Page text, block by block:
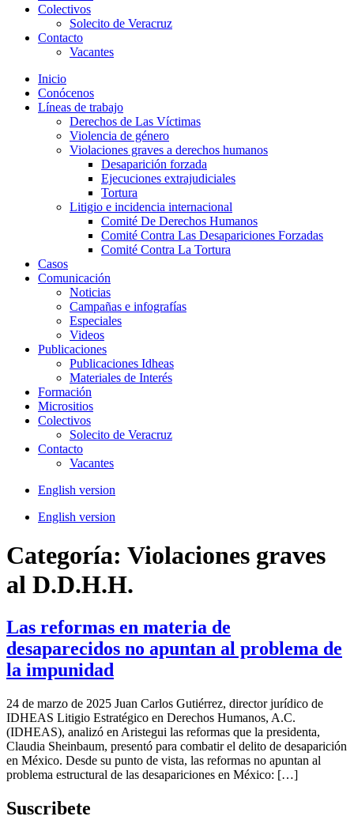
Colectivos
Solecito de Veracruz
Contacto
Vacantes
Inicio
Conócenos
Líneas de trabajo
Derechos de Las Víctimas
Violencia de género
Violaciones graves a derechos humanos
Desaparición forzada​
Ejecuciones extrajudiciales
Tortura
Litigio e incidencia internacional
Comité De Derechos Humanos​
Comité Contra Las Desapariciones Forzadas
Comité Contra La Tortura​
Casos
Comunicación
Noticias
Campañas e infografías
Especiales
Videos
Publicaciones
Publicaciones Idheas
Materiales de Interés
Formación
Micrositios
Colectivos
Solecito de Veracruz
Contacto
Vacantes
English version
English version
Categoría: Violaciones graves
al D.D.H.H.
Las reformas en materia de
desaparecidos no apuntan al problema de
la impunidad
24 de marzo de 2025 Juan Carlos Gutiérrez, director jurídico de
IDHEAS Litigio Estratégico en Derechos Humanos, A.C.
(IDHEAS), analizó en Aristegui las reformas que la presidenta,
Claudia Sheinbaum, presentó para combatir el delito de desaparición
en México. Desde su punto de vista, las reformas no apuntan al
problema estructural de las desapariciones en México: […]
Suscribete